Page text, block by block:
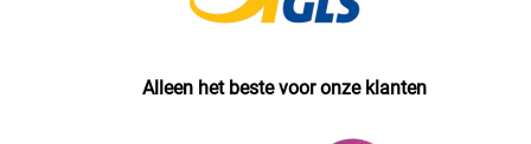
Alleen het beste voor onze klanten